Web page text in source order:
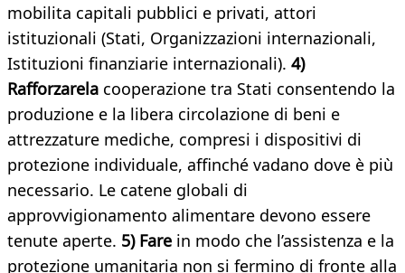
mobilita capitali pubblici e privati, attori
istituzionali (Stati, Organizzazioni internazionali,
Istituzioni finanziarie internazionali). 4)
Rafforzarela cooperazione tra Stati consentendo la
produzione e la libera circolazione di beni e
attrezzature mediche, compresi i dispositivi di
protezione individuale, affinché vadano dove è più
necessario. Le catene globali di
approvvigionamento alimentare devono essere
tenute aperte. 5) Fare in modo che l’assistenza e la
protezione umanitaria non si fermino di fronte alla